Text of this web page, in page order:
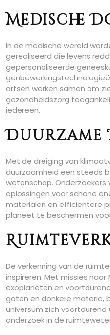
Medische
In de medische wereld
gerealiseerd die levens
gepersonaliseerde
artsen werken samen om
gezondheidszorg
iedereen.
Duurzame
Met de dreiging van
duurzaamheid een steeds
wetenschap. Onderzoekers
oplossingen voor schone
materialen en efficiëntere
planeet te beschermen
De verkenning van de
inspireren. Met missies naar
exoplaneten en
gaten en donkere materie,
universum zich voortdurend
onderzoek in de